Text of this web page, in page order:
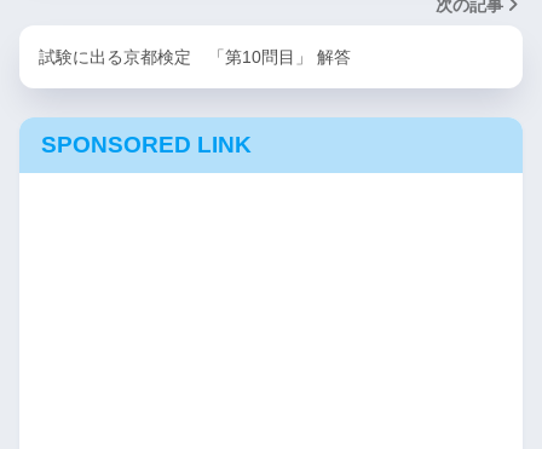
次の記事
試験に出る京都検定 「第10問目」 解答
SPONSORED LINK